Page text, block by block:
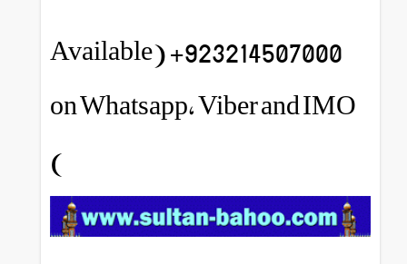
923214507000+ (Available
on Whatsapp, Viber and IMO
)